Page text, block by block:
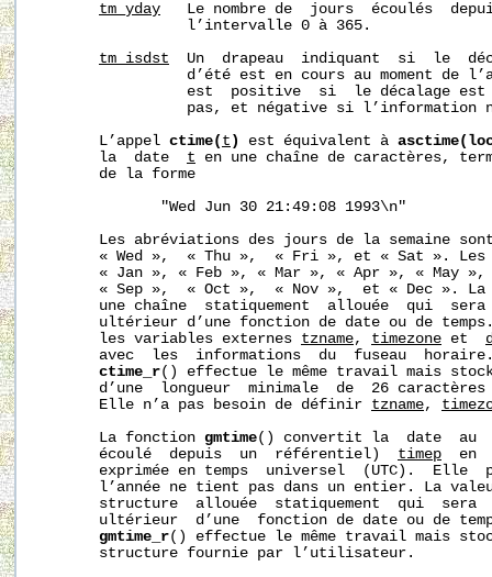
tm_yday
Le nombre de  jours  écoulés
                 l’intervalle 0 à 365.
tm_isdst
Un  drapeau  indiquant  si  le
d’été est en cours au moment de
est  positive  si  le décalage
pas, et négative si l’information
       L’appel
ctime( t ) est équivalent à
       la  date
t en une chaîne de caractères,
       de la forme
              "Wed Jun 30 21:49:08 1993\n"
Les abréviations des jours de la semaine
« Wed »,  « Thu »,  « Fri », et « Sat ».
« Jan », « Feb », « Mar », « Apr », « May
« Sep »,  « Oct »,  « Nov »,  et « Dec ».
une chaîne  statiquement  allouée  qui
ultérieur d’une fonction de date ou de
       les variables externes
tzname, timezone et
avec  les  informations  du  fuseau
ctime_r() effectue le même travail mais
d’une  longueur  minimale  de  26
       Elle n’a pas besoin de définir
tzname,
       La fonction
gmtime() convertit la  date  au
       écoulé  depuis  un  référentiel)
timep
en
exprimée en temps  universel  (UTC).  Elle
l’année ne tient pas dans un entier. La
structure  allouée  statiquement  qui  sera
ultérieur  d’une  fonction de date ou de
gmtime_r() effectue le même travail mais
       structure fournie par l’utilisateur.